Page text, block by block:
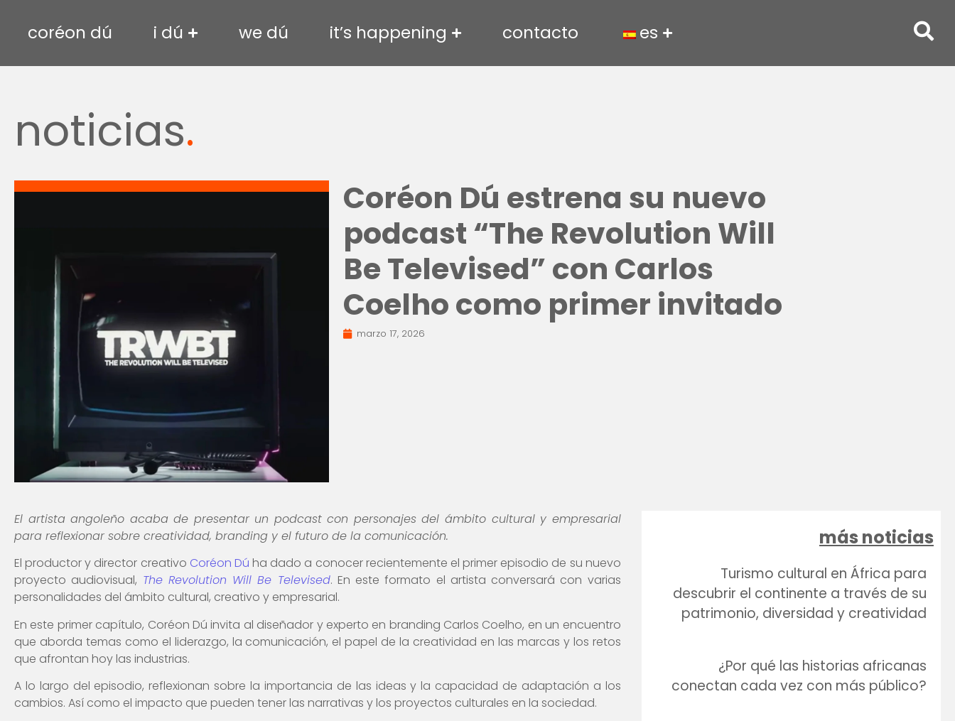
coréon dú i dú we dú it’s happening contacto es
noticias.
Coréon Dú estrena su nuevo
podcast “The Revolution Will
Be Televised” con Carlos
Coelho como primer invitado
marzo 17, 2026
El artista angoleño acaba de presentar un podcast con personajes del ámbito cultural y empresarial
para reflexionar sobre creatividad, branding y el futuro de la comunicación.
El productor y director creativo Coréon Dú ha dado a conocer recientemente el primer episodio de su nuevo
proyecto audiovisual, The Revolution Will Be Televised. En este formato el artista conversará con varias
personalidades del ámbito cultural, creativo y empresarial.
En este primer capítulo, Coréon Dú invita al diseñador y experto en branding Carlos Coelho, en un encuentro
que aborda temas como el liderazgo, la comunicación, el papel de la creatividad en las marcas y los retos
que afrontan hoy las industrias.
A lo largo del episodio, reflexionan sobre la importancia de las ideas y la capacidad de adaptación a los
cambios. Así como el impacto que pueden tener las narrativas y los proyectos culturales en la sociedad.
más noticias
Turismo cultural en África para
descubrir el continente a través de su
patrimonio, diversidad y creatividad
¿Por qué las historias africanas
conectan cada vez con más público?